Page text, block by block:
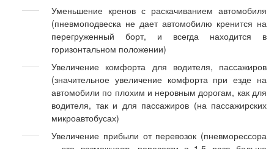
Уменьшение кренов с раскачиванием автомобиля
(пневмоподвеска не дает автомобилю кренится на
перегруженный борт, и всегда находится в
горизонтальном положении)
Увеличение комфорта для водителя, пассажиров
(значительное увеличение комфорта при езде на
автомобили по плохим и неровным дорогам, как для
водителя, так и для пассажиров (на пассажирских
микроавтобусах)
Увеличение прибыли от перевозок (пневморессора